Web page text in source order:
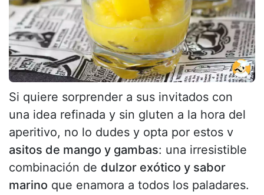
Si quiere sorprender a sus invitados con
una idea refinada y sin gluten a la hora del
aperitivo, no lo dudes y opta por estos v
asitos de mango y gambas: una irresistible
combinación de dulzor exótico y sabor
marino que enamora a todos los paladares.